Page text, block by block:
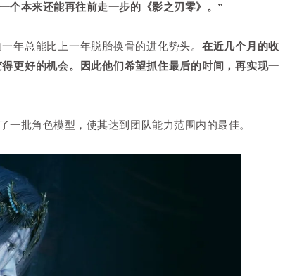
个本来还能再往前走一步的《影之刃零》。”
年总能比上一年脱胎换骨的进化势头。 在近几个月的收
更好的机会。因此他们希望抓住最后的时间，再实现一
批角色模型，使其达到团队能力范围内的最佳。